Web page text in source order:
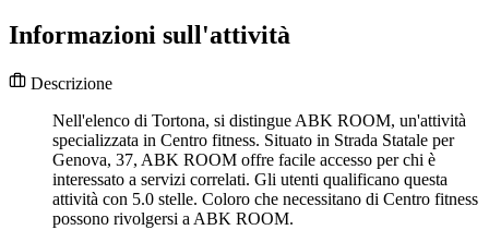
Informazioni sull'attività
Descrizione
Nell'elenco di Tortona, si distingue ABK ROOM, un'attività
specializzata in Centro fitness. Situato in Strada Statale per
Genova, 37, ABK ROOM offre facile accesso per chi è
interessato a servizi correlati. Gli utenti qualificano questa
attività con 5.0 stelle. Coloro che necessitano di Centro fitness
possono rivolgersi a ABK ROOM.